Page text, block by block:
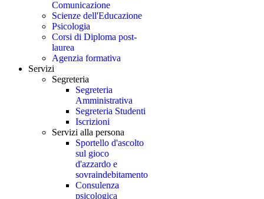
Comunicazione
Scienze dell'Educazione
Psicologia
Corsi di Diploma post-
laurea
Agenzia formativa
Servizi
Segreteria
Segreteria
Amministrativa
Segreteria Studenti
Iscrizioni
Servizi alla persona
Sportello d'ascolto
sul gioco
d'azzardo e
sovraindebitamento
Consulenza
psicologica